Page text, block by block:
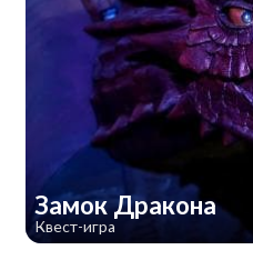
Замок Дракона
Квест-игра